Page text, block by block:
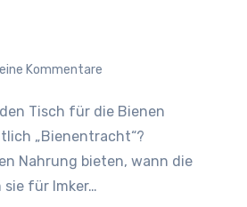
Kommentare
„Bienentracht“?
Nahrung bieten, wann die
für Imker…